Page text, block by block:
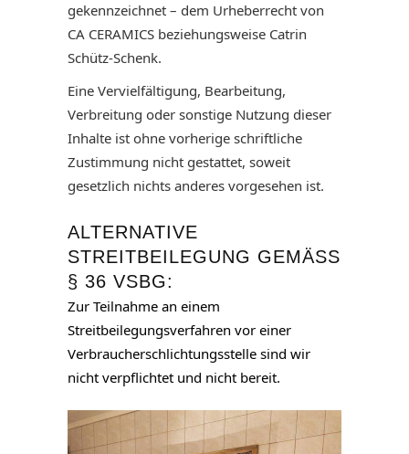
gekennzeichnet – dem Urheberrecht von
CA CERAMICS beziehungsweise Catrin
Schütz-Schenk.
Eine Vervielfältigung, Bearbeitung,
Verbreitung oder sonstige Nutzung dieser
Inhalte ist ohne vorherige schriftliche
Zustimmung nicht gestattet, soweit
gesetzlich nichts anderes vorgesehen ist.
ALTERNATIVE
STREITBEILEGUNG GEMÄSS §
36 VSBG:
Zur Teilnahme an einem
Streitbeilegungsverfahren vor einer
Verbraucherschlichtungsstelle sind wir
nicht verpflichtet und nicht bereit.